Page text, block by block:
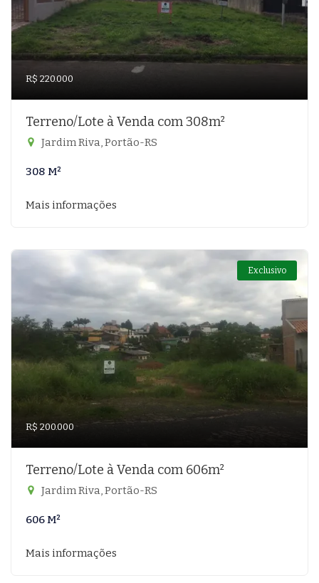
R$ 220.000
Terreno/Lote à Venda com 308m²
Jardim Riva, Portão-RS
308 M²
Mais informações
Exclusivo
R$ 200.000
Terreno/Lote à Venda com 606m²
Jardim Riva, Portão-RS
606 M²
Mais informações